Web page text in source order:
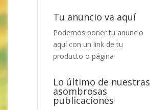
Tu anuncio va aquí
Podemos poner tu anuncio
aquí con un link de tu
producto o página
Lo último de nuestras
asombrosas
publicaciones